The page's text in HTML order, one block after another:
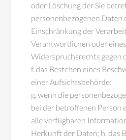
oder Löschung der Sie
personenbezogenen Daten
Einschränkung der
Verantwortlichen oder eines
Widerspruchsrechts gegen
f. das Bestehen eines
einer Aufsichtsbehörde;
g. wenn die
bei der betroffenen Person
alle verfügbaren
Herkunft der Daten; h. das